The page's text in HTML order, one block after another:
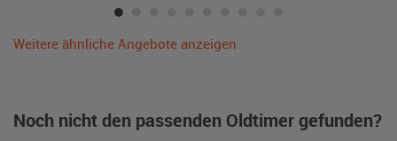
Weitere ähnliche Angebote anzeigen
Noch nicht den passenden Oldtimer gefunden?